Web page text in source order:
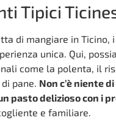
Tipici
di mangiare in Ticino,
unica. Qui,
come la polenta, il
pane. Non c’è niente
pasto delizioso con i
e familiare.